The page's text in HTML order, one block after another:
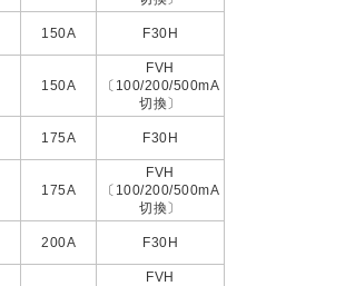
150A F30H
150A
FVH
〔100/200/500mA
切換〕
175A F30H
175A
FVH
〔100/200/500mA
切換〕
200A F30H
FVH